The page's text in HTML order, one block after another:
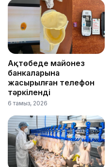
Ақтөбеде майонез
банкаларына
жасырылған телефон
тәркіленді
6 тамыз, 2026